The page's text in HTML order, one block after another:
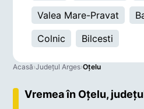
Valea Mare-Pravat
Colnic
Bilcesti
Acasă›Județul Arges›Oţelu
Vremea în Oţelu,